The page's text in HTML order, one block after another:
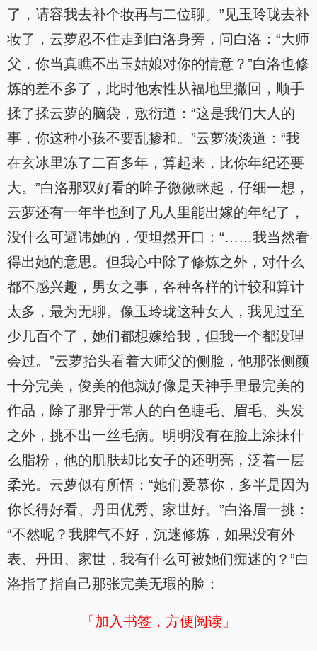
了，请容我去补个妆再与二位聊。”见玉玲珑去补
妆了，云萝忍不住走到白洛身旁，问白洛：“大师
父，你当真瞧不出玉姑娘对你的情意？”白洛也修
炼的差不多了，此时他索性从福地里撤回，顺手
揉了揉云萝的脑袋，敷衍道：“这是我们大人的
事，你这种小孩不要乱掺和。”云萝淡淡道：“我
在玄冰里冻了二百多年，算起来，比你年纪还要
大。”白洛那双好看的眸子微微眯起，仔细一想，
云萝还有一年半也到了凡人里能出嫁的年纪了，
没什么可避讳她的，便坦然开口：“……我当然看
得出她的意思。但我心中除了修炼之外，对什么
都不感兴趣，男女之事，各种各样的计较和算计
太多，最为无聊。像玉玲珑这种女人，我见过至
少几百个了，她们都想嫁给我，但我一个都没理
会过。”云萝抬头看着大师父的侧脸，他那张侧颜
十分完美，俊美的他就好像是天神手里最完美的
作品，除了那异于常人的白色睫毛、眉毛、头发
之外，挑不出一丝毛病。明明没有在脸上涂抹什
么脂粉，他的肌肤却比女子的还明亮，泛着一层
柔光。云萝似有所悟：“她们爱慕你，多半是因为
你长得好看、丹田优秀、家世好。”白洛眉一挑：
“不然呢？我脾气不好，沉迷修炼，如果没有外
表、丹田、家世，我有什么可被她们痴迷的？”白
洛指了指自己那张完美无瑕的脸：
『加入书签，方便阅读』